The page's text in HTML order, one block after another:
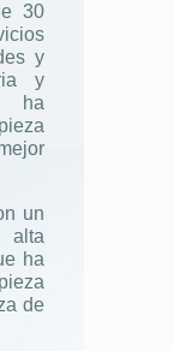
30
y
y
ha
un
ha
de